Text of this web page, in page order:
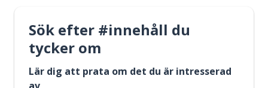
Sök efter #innehåll du
tycker om
Lär dig att prata om det du är intresserad